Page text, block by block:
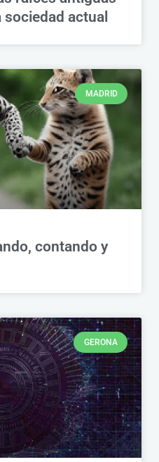
actual
MADRID
contando y
GERONA